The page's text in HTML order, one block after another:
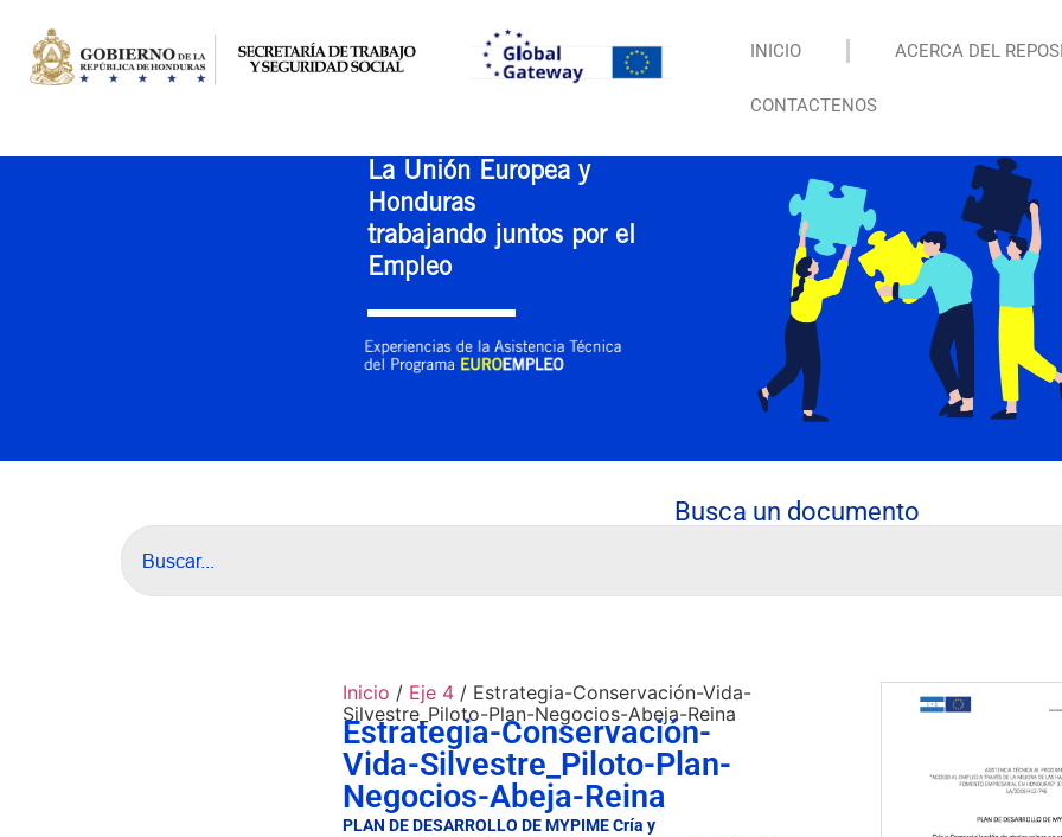
INICIO ACERCA DEL
CONTACTENOS
La Unión Europea y
Honduras
trabajando juntos por el
Empleo
Busca un documento
Inicio / Eje 4/ Estrategia-Conservación-Vida-
Silvestre_Piloto-Plan-Negocios-Abeja-Reina
Estrategia-Conservación-
Vida-Silvestre_Piloto-Plan-
Negocios-Abeja-Reina
PLAN DE DESARROLLO DE MYPIME Cría y